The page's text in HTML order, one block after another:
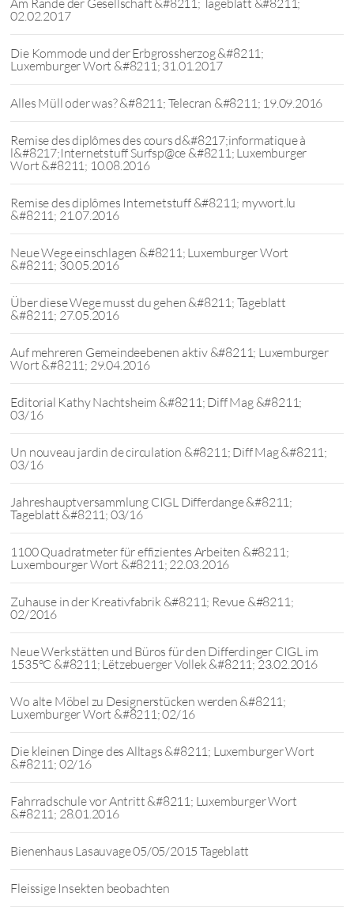
Am Rande der Gesellschaft &#8211; Tageblatt &#8211;
02.02.2017
Die Kommode und der Erbgrossherzog &#8211;
Luxemburger Wort &#8211; 31.01.2017
Alles Müll oder was? &#8211; Telecran &#8211; 19.09.2016
Remise des diplômes des cours d&#8217;informatique à
l&#8217;Internetstuff Surfsp@ce &#8211; Luxemburger
Wort &#8211; 10.08.2016
Remise des diplômes Internetstuff &#8211; mywort.lu
&#8211; 21.07.2016
Neue Wege einschlagen &#8211; Luxemburger Wort
&#8211; 30.05.2016
Über diese Wege musst du gehen &#8211; Tageblatt
&#8211; 27.05.2016
Auf mehreren Gemeindeebenen aktiv &#8211; Luxemburger
Wort &#8211; 29.04.2016
Editorial Kathy Nachtsheim &#8211; Diff Mag &#8211;
03/16
Un nouveau jardin de circulation &#8211; Diff Mag &#8211;
03/16
Jahreshauptversammlung CIGL Differdange &#8211;
Tageblatt &#8211; 03/16
1100 Quadratmeter für effizientes Arbeiten &#8211;
Luxembourger Wort &#8211; 22.03.2016
Zuhause in der Kreativfabrik &#8211; Revue &#8211;
02/2016
Neue Werkstätten und Büros für den Differdinger CIGL im
1535°C &#8211; Lëtzebuerger Vollek &#8211; 23.02.2016
Wo alte Möbel zu Designerstücken werden &#8211;
Luxemburger Wort &#8211; 02/16
Die kleinen Dinge des Alltags &#8211; Luxemburger Wort
&#8211; 02/16
Fahrradschule vor Antritt &#8211; Luxemburger Wort
&#8211; 28.01.2016
Bienenhaus Lasauvage 05/05/2015 Tageblatt
Fleissige Insekten beobachten